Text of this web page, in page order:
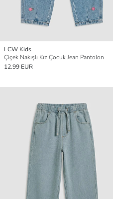
LCW Kids
Çiçek Nakışlı Kız Çocuk Jean Pantolon
12.99 EUR